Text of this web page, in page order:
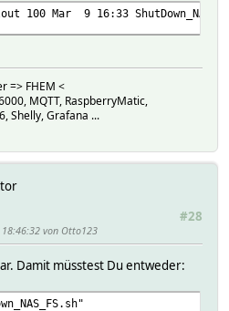
100 Mar 9 16:33
=> FHEM <
MQTT, RaspberryMatic,
Shelly, Grafana ...
#28
von Otto123
Damit müsstest Du entweder: